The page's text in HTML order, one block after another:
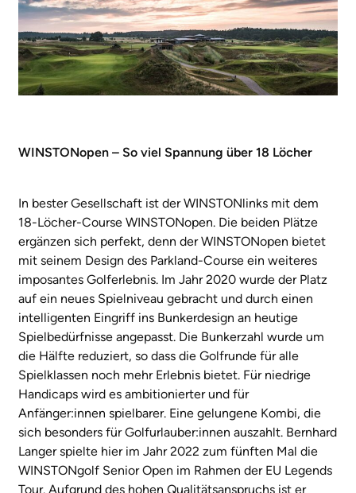
WINSTONopen – So viel Spannung über 18 Löcher
In bester Gesellschaft ist der WINSTONlinks mit dem
18-Löcher-Course WINSTONopen. Die beiden Plätze
ergänzen sich perfekt, denn der WINSTONopen bietet
mit seinem Design des Parkland-Course ein weiteres
imposantes Golferlebnis. Im Jahr 2020 wurde der Platz
auf ein neues Spielniveau gebracht und durch einen
intelligenten Eingriff ins Bunkerdesign an heutige
Spielbedürfnisse angepasst. Die Bunkerzahl wurde um
die Hälfte reduziert, so dass die Golfrunde für alle
Spielklassen noch mehr Erlebnis bietet. Für niedrige
Handicaps wird es ambitionierter und für
Anfänger:innen spielbarer. Eine gelungene Kombi, die
sich besonders für Golfurlauber:innen auszahlt. Bernhard
Langer spielte hier im Jahr 2022 zum fünften Mal die
WINSTONgolf Senior Open im Rahmen der EU Legends
Tour. Aufgrund des hohen Qualitätsanspruchs ist er